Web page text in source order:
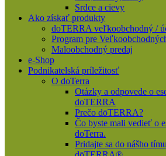
Srdce a cievy
Ako získať produkty
doTERRA veľkoobchodný /
Program pre
Maloobchodný predaj
e-Shop
Podnikatelská príležitosť
O doTerra
Otázky a odpovede o
doTERRA
Prečo dōTERRA?
Čo byste mali vedieť o
doTerra.
Pridajte sa do nášho